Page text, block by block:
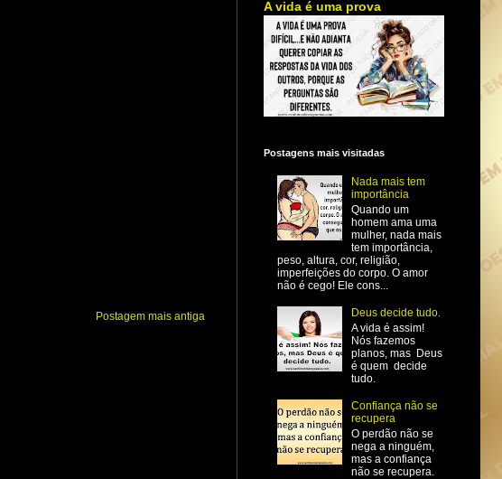
Postagem mais antiga
A vida é uma prova
Postagens mais visitadas
Nada mais tem
importância
Quando um
homem ama uma
mulher, nada mais
tem importância,
peso, altura, cor, religião,
imperfeições do corpo. O amor
não é cego! Ele cons...
Deus decide tudo.
A vida é assim!
Nós fazemos
planos, mas Deus
é quem decide
tudo.
Confiança não se
recupera
O perdão não se
nega a ninguém,
mas a confiança
não se recupera.